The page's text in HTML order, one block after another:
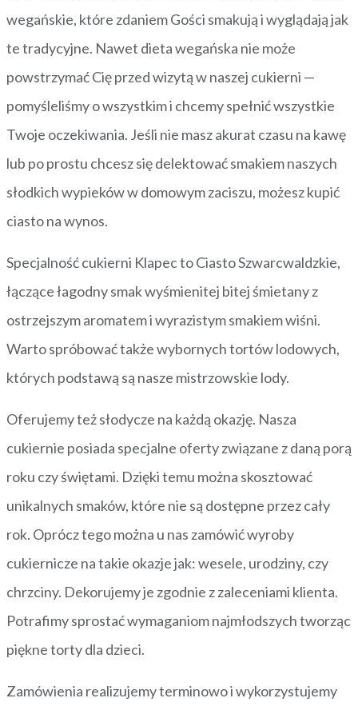
wegańskie, które zdaniem Gości smakują i wyglądają jak
te tradycyjne. Nawet dieta wegańska nie może
powstrzymać Cię przed wizytą w naszej cukierni —
pomyśleliśmy o wszystkim i chcemy spełnić wszystkie
Twoje oczekiwania. Jeśli nie masz akurat czasu na kawę
lub po prostu chcesz się delektować smakiem naszych
słodkich wypieków w domowym zaciszu, możesz kupić
ciasto na wynos.
Specjalność cukierni Klapec to Ciasto Szwarcwaldzkie,
łączące łagodny smak wyśmienitej bitej śmietany z
ostrzejszym aromatem i wyrazistym smakiem wiśni.
Warto spróbować także wybornych tortów lodowych,
których podstawą są nasze mistrzowskie lody.
Oferujemy też słodycze na każdą okazję. Nasza
cukiernie posiada specjalne oferty związane z daną porą
roku czy świętami. Dzięki temu można skosztować
unikalnych smaków, które nie są dostępne przez cały
rok. Oprócz tego można u nas zamówić wyroby
cukiernicze na takie okazje jak: wesele, urodziny, czy
chrzciny. Dekorujemy je zgodnie z zaleceniami klienta.
Potrafimy sprostać wymaganiom najmłodszych tworząc
piękne torty dla dzieci.
Zamówienia realizujemy terminowo i wykorzystujemy